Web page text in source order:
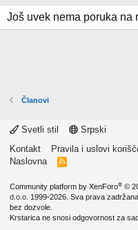
Još uvek nema poruka na
Članovi
Svetli stil
Srpski
Kontakt
Pravila i uslovi
Naslovna
R
Community platform by XenForo® ©
d.o.o. 1999-2026. Sva prava
bez dozvole.
Krstarica ne snosi odgovornost za